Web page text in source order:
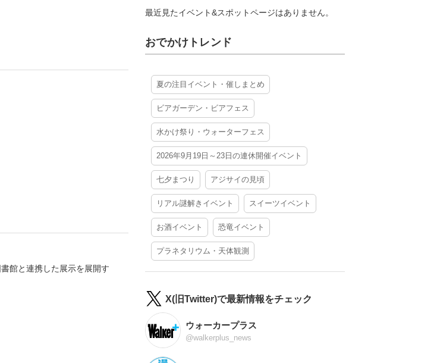
館と連携した展示を展開す
最近見たイベント&スポットページはありません。
おでかけトレンド
夏の注目イベント・催しまとめ
ビアガーデン・ビアフェス
水かけ祭り・ウォーターフェス
2026年9月19日～23日の連休開催イベント
七夕まつり アジサイの見頃
リアル謎解きイベント スイーツイベント
お酒イベント 恐竜イベント
プラネタリウム・天体観測
X(旧Twitter)で最新情報をチェック
ウォーカープラス
@walkerplus_news